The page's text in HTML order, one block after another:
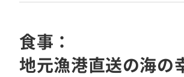
食事：
地元漁港直送の海の